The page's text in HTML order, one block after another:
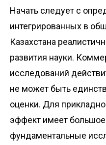
Начать следует с
интегрированных в
Казахстана
развития науки.
исследований
не может быть
оценки. Для
эффект имеет большое
фундаментальные